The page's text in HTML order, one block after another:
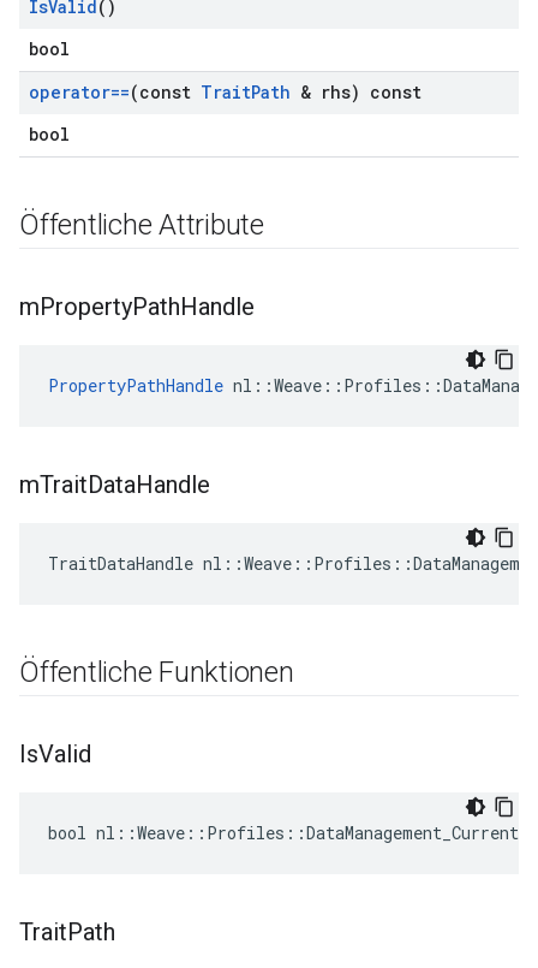
IsValid()
bool
operator==(const TraitPath & rhs) const
bool
Öffentliche Attribute
mPropertyPathHandle
PropertyPathHandle
mTraitDataHandle
TraitDataHandle
Öffentliche Funktionen
IsValid
bool
TraitPath